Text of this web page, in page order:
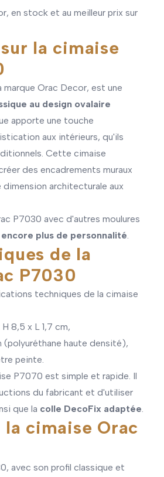
en stock et au meilleur prix sur
la cimaise
marque Orac Decor, est une
au design ovalaire
apporte une touche
aux intérieurs, qu'ils
Cette cimaise
des encadrements muraux
architecturale aux
P7030 avec d'autres moulures
encore plus de personnalité
de la
P7030
techniques de la cimaise
8,5 x L 1,7 cm,
(polyuréthane haute densité),
peinte.
P7070 est simple et rapide. Il
du fabricant et d'utiliser
que la colle DecoFix adaptée
cimaise Orac
avec son profil classique et